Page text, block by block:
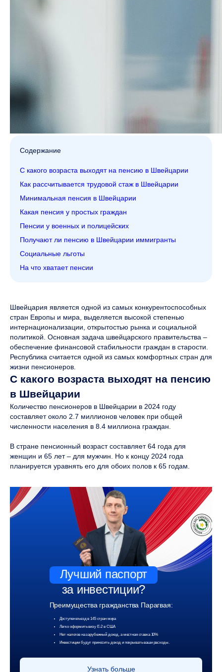
Содержание
С какого возраста выходят на пенсию в Швейцарии
Как рассчитывается трудовой стаж в Швейцарии
Минимальная пенсия в Швейцарии
Какая пенсия у простых граждан
Пенсии у военных и полицейских
Получают ли пенсию в Швейцарии иммигранты
Социальные льготы
На что хватает пенсии
Швейцария является одной из самых конкурентоспособных
стран Европы и мира, выделяется высокой степенью
интернационализации, открытостью рынка и социальной
политикой. Основная задача швейцарского правительства –
обеспечение финансовой стабильности граждан в старости.
Республика считается одной из самых комфортных стран для
жизни пенсионеров.
С какого возраста выходят на пенсию
в Швейцарии
Количество пенсионеров в Швейцарии в 2024 году
составляет около 2.7 миллионов человек при общей
численности населения в 8.4 миллиона граждан.
В стране пенсионный возраст составляет 64 года для
женщин и 65 лет – для мужчин. Но к концу 2024 года
планируется уравнять его для обоих полов к 65 годам.
Лучший паспорт
за инвестиции?
Преимущества гражданства Парагвая:
Доступен въезд в 145 стран мира
Легко оформить визу Е-2 в США
Нет налогов на зарубежный доход, а местная ставка 10%
Инвестиции будут приносить доход и покрывать ваши расходы.
Узнать больше